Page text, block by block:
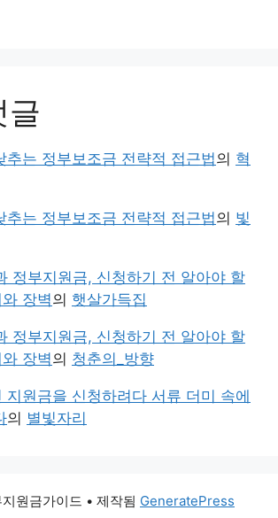
글
추는 정부보조금 전략적 접근법의 혁
추는 정부보조금 전략적 접근법의 빛
정부지원금, 신청하기 전 알아야 할
장벽의 햇살가득집
정부지원금, 신청하기 전 알아야 할
장벽의 청춘의_방향
지원금을 신청하려다 서류 더미 속에
의 별빛자리
원금가이드 • 제작됨 GeneratePress